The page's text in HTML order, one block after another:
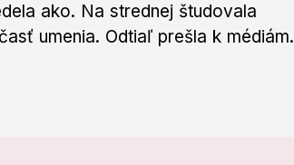
ako. Na strednej študovala
umenia. Odtiaľ prešla k médiám.